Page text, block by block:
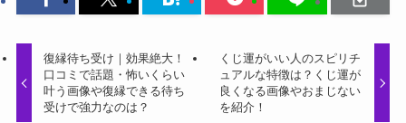
復縁待ち受け｜効果絶大！
口コミで話題・怖いくらい
叶う画像や復縁できる待ち
受けで強力なのは？
くじ運がいい人のスピリチ
ュアルな特徴は？くじ運が
良くなる画像やおまじない
を紹介！